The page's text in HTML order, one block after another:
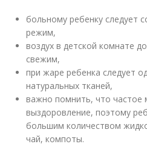
больному ребенку следует
режим,
воздух в детской комнате
свежим,
при жаре ребенка следует
натуральных тканей,
важно помнить, что частое
выздоровление, поэтому
большим количеством
чай, компоты.